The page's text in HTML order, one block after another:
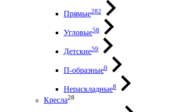
Прямые282
Угловые58
Детские59
П-образные0
Нераскладные8
Кресла28